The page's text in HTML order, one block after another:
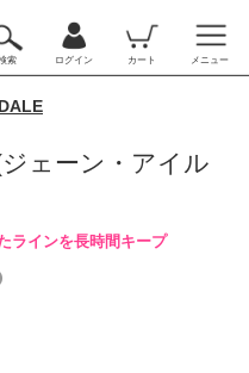
索 ログイン カート メニュー
ェーン・アイル
ラインを長時間キープ